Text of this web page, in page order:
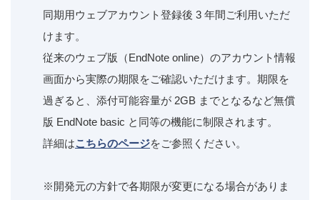
同期用ウェブアカウント登録後 3 年間ご利用いただ
けます。
従来のウェブ版（EndNote online）のアカウント情報
画面から実際の期限をご確認いただけます。期限を
過ぎると、添付可能容量が 2GB までとなるなど無償
版 EndNote basic と同等の機能に制限されます。
詳細はこちらのページをご参照ください。
※開発元の方針で各期限が変更になる場合がありま